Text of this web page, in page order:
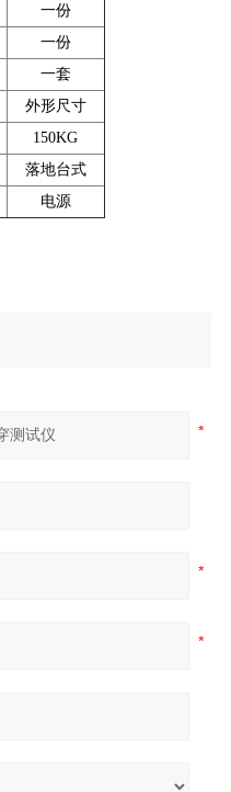
一份
一份
一套
外形尺寸
150KG
落地台式
电源